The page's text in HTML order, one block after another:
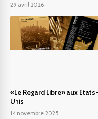
29 avril 2026
«Le Regard Libre» aux Etats-
Unis
14 novembre 2025